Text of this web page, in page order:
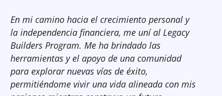
En mi camino hacia el crecimiento personal y
la independencia financiera, me uní al Legacy
Builders Program. Me ha brindado las
herramientas y el apoyo de una comunidad
para explorar nuevas vías de éxito,
permitiéndome vivir una vida alineada con mis